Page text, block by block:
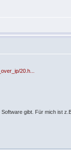
20.h...
gibt. Für mich ist